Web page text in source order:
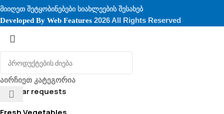
მიიღეთ შეტყობინებები სიახლეების შესახებ
Developed By Web Features 2026 All Rights Reserved
აირჩიეთ კატეგორია
Popular requests